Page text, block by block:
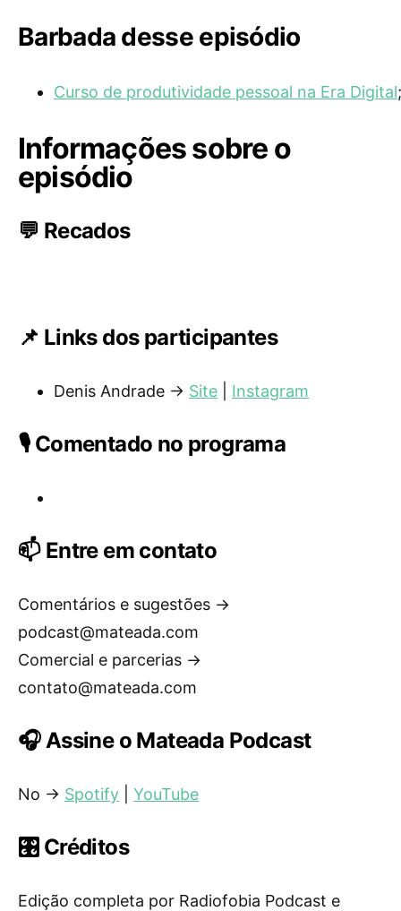
Barbada desse episódio
Curso de produtividade pessoal na Era Digital;
Informações sobre o
episódio
💬 Recados
📌 Links dos participantes
Denis Andrade → Site Instagram
🎙️ Comentado no programa
📫 Entre em contato
Comentários e sugestões →
podcast@mateada.com
Comercial e parcerias →
contato@mateada.com
🎧 Assine o Mateada Podcast
No → Spotify YouTube
🎛️ Créditos
Edição completa por Radiofobia Podcast e